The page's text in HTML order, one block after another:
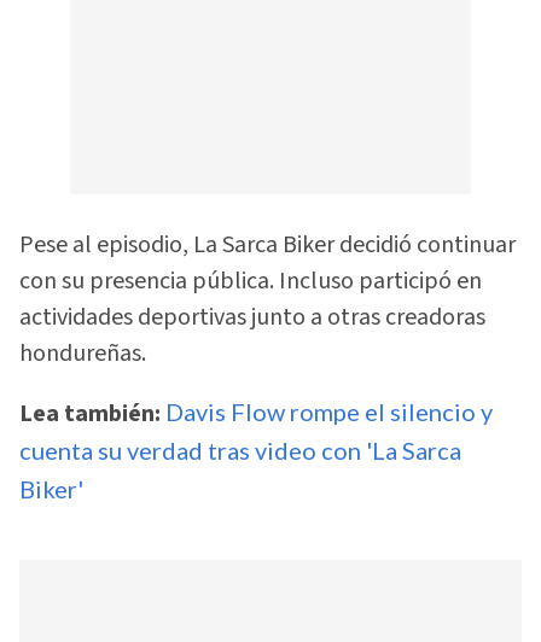
Pese al episodio, La Sarca Biker decidió continuar
con su presencia pública. Incluso participó en
actividades deportivas junto a otras creadoras
hondureñas.
Lea también: Davis Flow rompe el silencio y
cuenta su verdad tras video con 'La Sarca
Biker'